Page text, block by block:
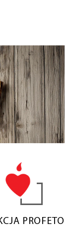
PROFETO